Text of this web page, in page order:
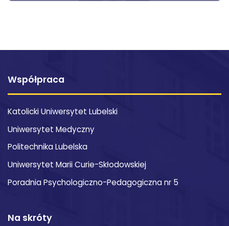
Współpraca
Katolicki Uniwersytet Lubelski
Uniwersytet Medyczny
Politechnika Lubelska
Uniwersytet Marii Curie-Skłodowskiej
Poradnia Psychologiczno-Pedagogiczna nr 5
Na skróty